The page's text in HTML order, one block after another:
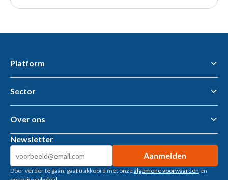
Platform
Flawless Workflow Data & AI Platform
Business Intelligence
AI tools & AI Agents
Sector
Gemeenten – openbare ruimte
Woningcorporaties
Metaalbewerking
Bouwtoeleveranciers
Machinebouw
Over ons
Over ons
Kennisbank
Klantverhalen
Newsletter
Door verder te gaan, gaat u akkoord met onzealgemene voorwaarden en